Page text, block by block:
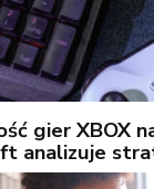
gier XBOX
analizuje